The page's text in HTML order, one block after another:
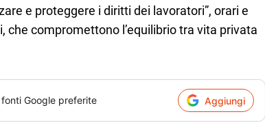
e proteggere i diritti dei lavoratori”, orari e
che compromettono l’equilibrio tra vita privata
Google preferite Aggiungi